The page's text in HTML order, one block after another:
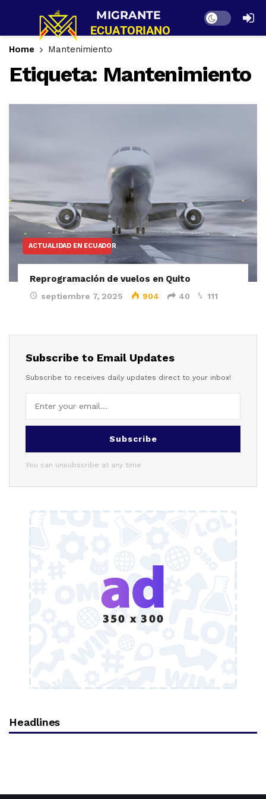
Dark mode
Home Mantenimiento
Etiqueta: Mantenimiento
ACTUALIDAD EN ECUADOR
Reprogramación de vuelos en Quito
septiembre 7, 2025 904 40 111
Subscribe to Email Updates
Subscribe to receives daily updates direct to your inbox!
Subscribe
You can unsubscribe at any time
Headlines